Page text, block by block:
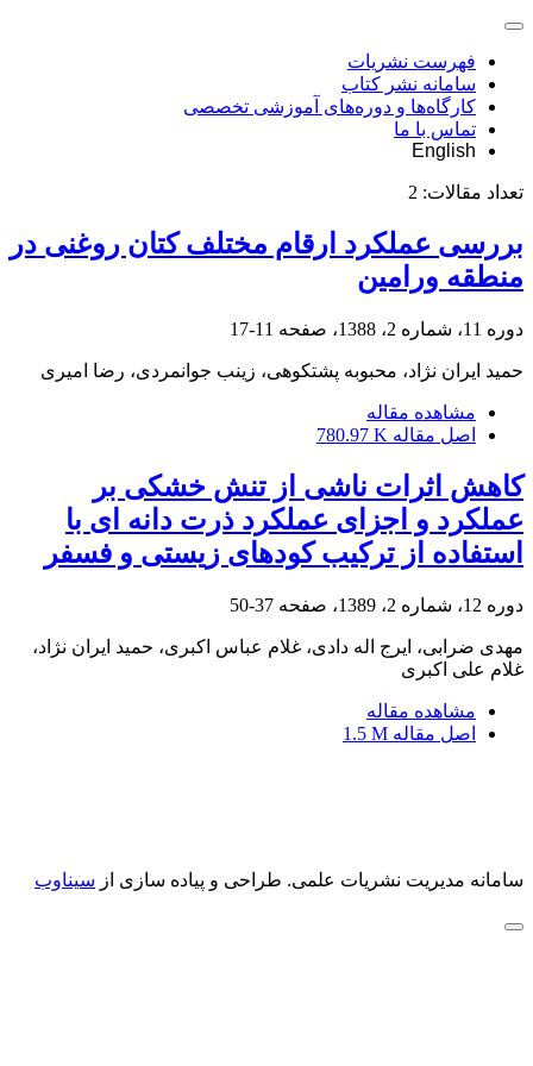
فهرست نشریات
سامانه نشر کتاب
کارگاه‌ها و دوره‌های آموزشی تخصصی
تماس با ما
English
تعداد مقالات: 2
بررسی عملکرد ارقام مختلف کتان روغنی در
منطقه ورامین
دوره 11، شماره 2، 1388، صفحه 11-17
حمید ایران نژاد، محبوبه پشتکوهی، زینب جوانمردی، رضا امیری
مشاهده مقاله
اصل مقاله 780.97 K
کاهش اثرات ناشی از تنش خشکی بر
عملکرد و اجزای عملکرد ذرت دانه ای با
استفاده از ترکیب کودهای زیستی و فسفر
دوره 12، شماره 2، 1389، صفحه 37-50
مهدی ضرابی، ایرج اله دادی، غلام عباس اکبری، حمید ایران نژاد،
غلام علی اکبری
مشاهده مقاله
اصل مقاله 1.5 M
سامانه مدیریت نشریات علمی. طراحی و پیاده سازی از سیناوب